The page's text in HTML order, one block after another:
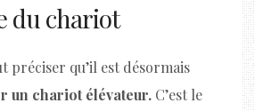
du chariot
préciser qu’il est désormais
un chariot élévateur. C’est le